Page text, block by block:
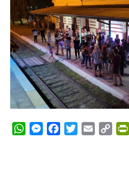
WhatsApp
Messenger
FacebookTwitterEmail Copy